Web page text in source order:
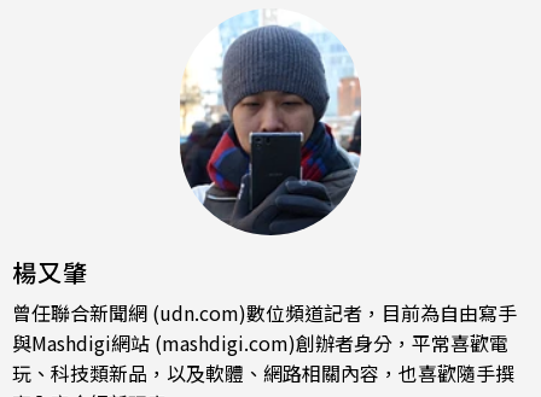
楊又肇
曾任聯合新聞網 (udn.com)數位頻道記者，目前為自由寫手
與Mashdigi網站 (mashdigi.com)創辦者身分，平常喜歡電
玩、科技類新品，以及軟體、網路相關內容，也喜歡隨手撰